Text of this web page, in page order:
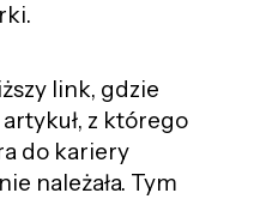
link, gdzie
z którego
do kariery
należała. Tym